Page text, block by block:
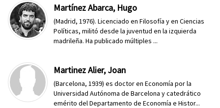
Martínez Abarca, Hugo
(Madrid, 1976). Licenciado en Filosofía y en Ciencias
Políticas, militó desde la juventud en la izquierda
madrileña. Ha publicado múltiples ...
Martinez Alier, Joan
(Barcelona, 1939) es doctor en Economía por la
Universidad Autónoma de Barcelona y catedrático
emérito del Departamento de Economía e Histor...